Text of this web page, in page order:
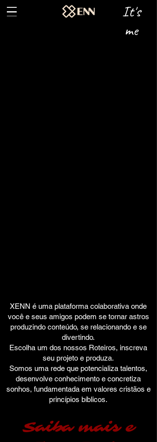
It's
me
XENN é uma plataforma colaborativa onde
você e seus amigos podem se tornar astros
produzindo conteúdo, se relacionando e se
divertindo.
Escolha um dos nossos Roteiros, inscreva
seu projeto e produza.
Somos uma rede que potencializa talentos,
desenvolve conhecimento e concretiza
sonhos, fundamentada em valores cristãos e
princípios bíblicos.
Saiba mais e